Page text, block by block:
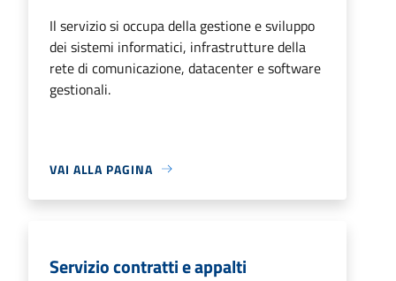
Il servizio si occupa della gestione e sviluppo
dei sistemi informatici, infrastrutture della
rete di comunicazione, datacenter e software
gestionali.
VAI ALLA PAGINA
Servizio contratti e appalti